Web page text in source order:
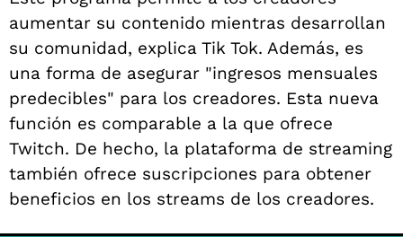
aumentar su contenido mientras desarrollan
su comunidad, explica Tik Tok. Además, es
una forma de asegurar "ingresos mensuales
predecibles" para los creadores. Esta nueva
función es comparable a la que ofrece
Twitch. De hecho, la plataforma de streaming
también ofrece suscripciones para obtener
beneficios en los streams de los creadores.